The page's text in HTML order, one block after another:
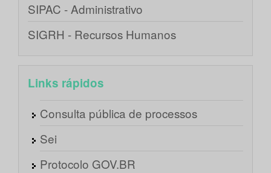
SIPAC - Administrativo
SIGRH - Recursos Humanos
Links rápidos
Consulta pública de processos
Sei
Protocolo GOV.BR